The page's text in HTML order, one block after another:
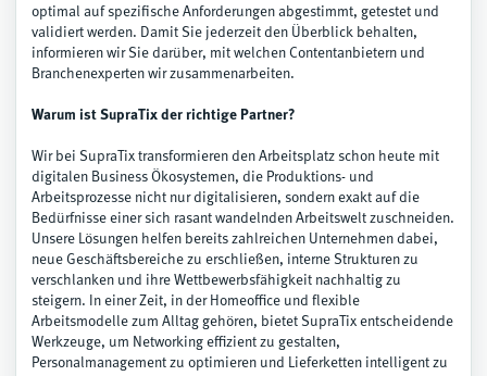
optimal auf spezifische Anforderungen abgestimmt, getestet und
validiert werden. Damit Sie jederzeit den Überblick behalten,
informieren wir Sie darüber, mit welchen Contentanbietern und
Branchenexperten wir zusammenarbeiten.
Warum ist SupraTix der richtige Partner?
Wir bei SupraTix transformieren den Arbeitsplatz schon heute mit
digitalen Business Ökosystemen, die Produktions- und
Arbeitsprozesse nicht nur digitalisieren, sondern exakt auf die
Bedürfnisse einer sich rasant wandelnden Arbeitswelt zuschneiden.
Unsere Lösungen helfen bereits zahlreichen Unternehmen dabei,
neue Geschäftsbereiche zu erschließen, interne Strukturen zu
verschlanken und ihre Wettbewerbsfähigkeit nachhaltig zu
steigern. In einer Zeit, in der Homeoffice und flexible
Arbeitsmodelle zum Alltag gehören, bietet SupraTix entscheidende
Werkzeuge, um Networking effizient zu gestalten,
Personalmanagement zu optimieren und Lieferketten intelligent zu